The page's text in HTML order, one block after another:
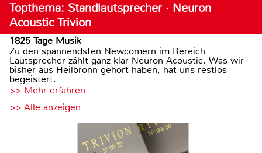
Topthema: Standlautsprecher · Neuron
Acoustic Trivion
1825 Tage Musik
Zu den spannendsten Newcomern im Bereich
Lautsprecher zählt ganz klar Neuron Acoustic. Was wir
bisher aus Heilbronn gehört haben, hat uns restlos
begeistert.
>> Mehr erfahren
>> Alle anzeigen